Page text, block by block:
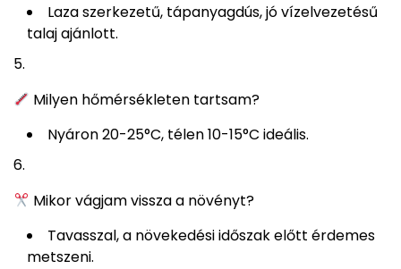
Laza szerkezetű, tápanyagdús, jó vízelvezetésű
talaj ajánlott.
Milyen hőmérsékleten tartsam?
Nyáron 20-25°C, télen 10-15°C ideális.
Mikor vágjam vissza a növényt?
Tavasszal, a növekedési időszak előtt érdemes
metszeni.